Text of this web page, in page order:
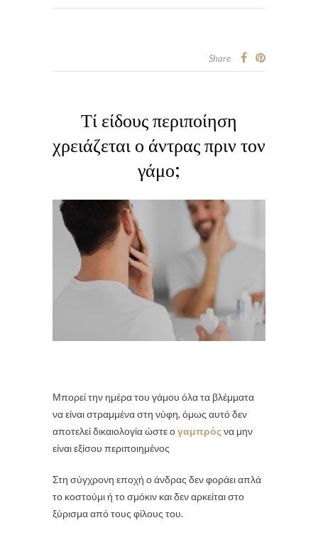
Share
Τί είδους περιποίηση
χρειάζεται ο άντρας πριν τον
γάμο;
Μπορεί την ημέρα του γάμου όλα τα βλέμματα
να είναι στραμμένα στη νύφη, όμως αυτό δεν
αποτελεί δικαιολογία ώστε ογαμπρόςνα μην
είναι εξίσου περιποιημένος
Στη σύγχρονη εποχή ο άνδρας δεν φοράει απλά
το κοστούμι ή το σμόκιν και δεν αρκείται στο
ξύρισμα από τους φίλους του.